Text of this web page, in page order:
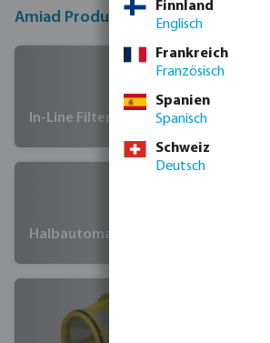
Amiad Produktgruppen
In-Line Filters
Halbautomatischer Filters
Finnland
Englisch
Frankreich
Französisch
Spanien
Spanisch
Schweiz
Deutsch